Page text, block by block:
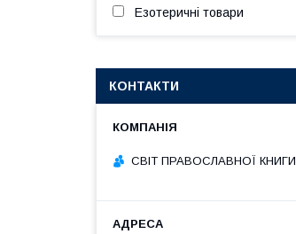
Езотеричні товари
КОНТАКТИ
СВІТ ПРАВОСЛАВНОЇ КНИГИ